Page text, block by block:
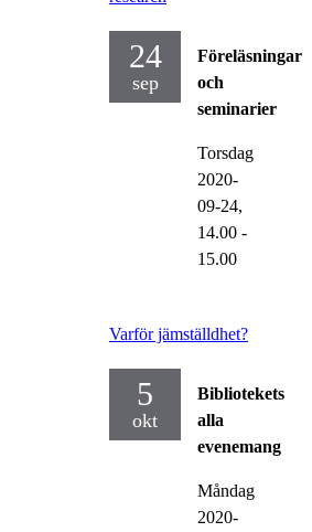
24
sep
Föreläsningar
och
seminarier
Torsdag
2020-
09-24,
14.00 -
15.00
Varför jämställdhet?
5
okt
Bibliotekets
alla
evenemang
Måndag
2020-